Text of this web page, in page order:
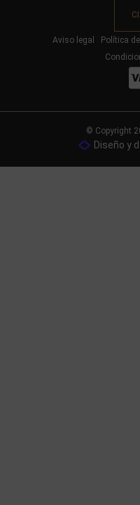
Aviso legal Política
© Copyright
Diseño y